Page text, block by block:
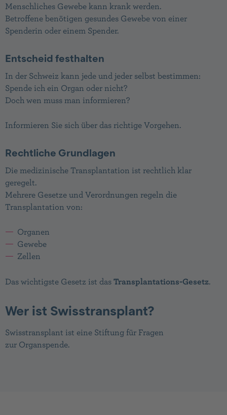
Menschliches Gewebe kann krank werden.
Betroffene benötigen gesundes Gewebe von einer
Spenderin oder einem Spender.
Entscheid festhalten
In der Schweiz kann jede und jeder selbst bestimmen:
Spende ich ein Organ oder nicht?
Doch wen muss man informieren?
Informieren Sie sich über das richtige Vorgehen.
Rechtliche Grundlagen
Die medizinische Transplantation ist rechtlich klar
geregelt.
Mehrere Gesetze und Verordnungen regeln die
Transplantation von:
Organen
Gewebe
Zellen
Das wichtigste Gesetz ist dasTransplantations-Gesetz.
Wer ist Swisstransplant?
Swisstransplant ist eine Stiftung für Fragen
zur Organspende.